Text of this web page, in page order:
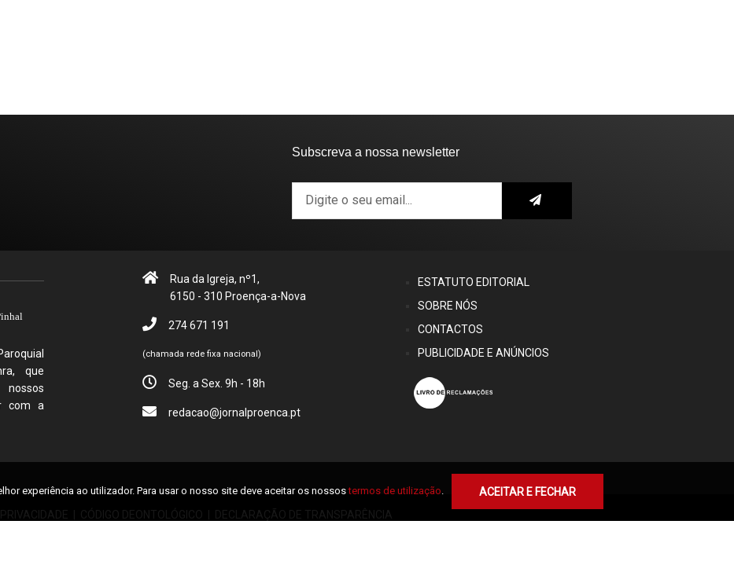
Subscreva a nossa newsletter
que
com a
Rua da Igreja, nº1,
6150 - 310 Proença-a-Nova
274 671 191
(chamada rede fixa nacional)
Seg. a Sex. 9h - 18h
redacao@jornalproenca.pt
ESTATUTO EDITORIAL
SOBRE NÓS
CONTACTOS
PUBLICIDADE E ANÚNCIOS
experiência ao utilizador. Para usar o nosso site deve aceitar os nossostermos de utilização ACEITAR E FECHAR